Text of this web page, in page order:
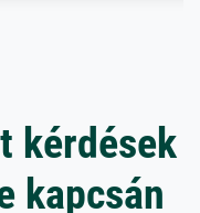
kérdések
kapcsán